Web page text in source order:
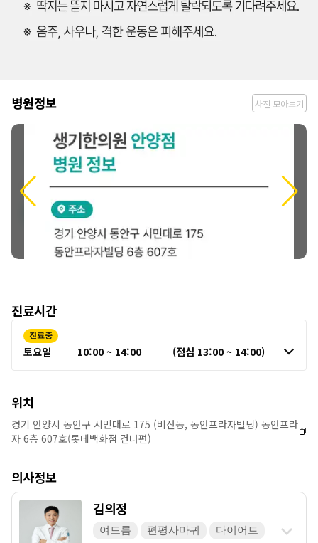
병
원
병원정보 사진 모아보기
진료시간
진료중
토요일 10:00 ~ 14:00 (점심 13:00 ~ 14:00)
위치
경기 안양시 동안구 시민대로 175 (비산동, 동안프라자빌딩) 동안프라
자 6층 607호(롯데백화점 건너편)
의사정보
김의정
여드름 편평사마귀
다이어트